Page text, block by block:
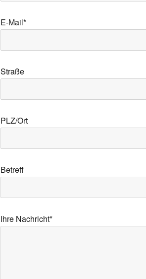
E-Mail*
Straße
Bitte lasse dieses Feld leer.
PLZ/Ort
Betreff
Ihre Nachricht*